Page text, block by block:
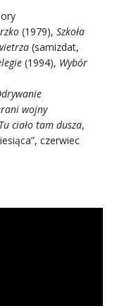
(1979), Szkoła
(samizdat,
(1994), Wybór
wojny
Tu ciało tam dusza,
czerwiec